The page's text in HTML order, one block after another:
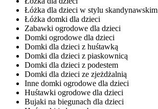
Łóżka dla dzieci w stylu skandynawskim
Łóżka domki dla dzieci
Zabawki ogrodowe dla dzieci
Domki ogrodowe dla dzieci
Domki dla dzieci z huśtawką
Domki dla dzieci z piaskownicą
Domki dla dzieci z podestem
Domki dla dzieci ze zjeżdżalnią
Inne domki ogrodowe dla dzieci
Huśtawki ogrodowe dla dzieci
Bujaki na biegunach dla dzieci